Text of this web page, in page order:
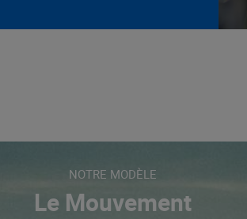
NOTRE MODÈLE
Le Mouvement